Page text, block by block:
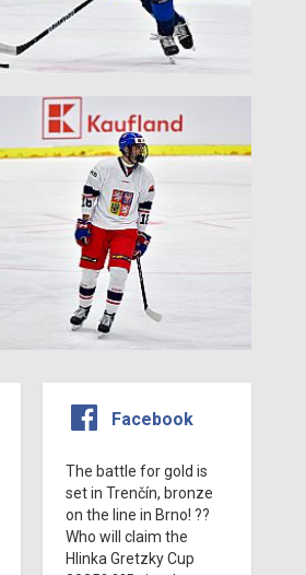
Facebook
The battle for gold is
set in Trenčín, bronze
on the line in Brno! ??
Who will claim the
Hlinka Gretzky Cup